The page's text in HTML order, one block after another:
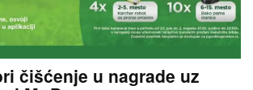
čišćenje u nagrade uz